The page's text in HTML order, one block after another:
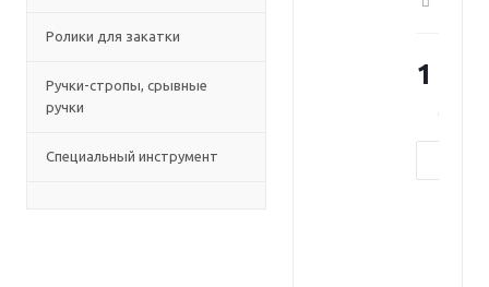
Ролики для закатки
Ручки-стропы, срывные
ручки
Специальный инструмент
(Германия)
1